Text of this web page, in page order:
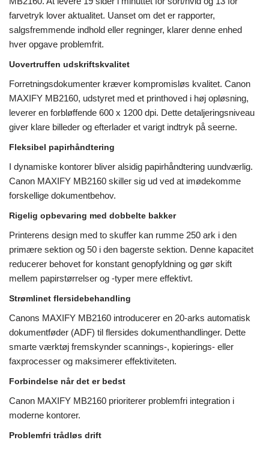
farvetryk lover aktualitet. Uanset om det er rapporter,
salgsfremmende indhold eller regninger, klarer denne enhed
hver opgave problemfrit.
Uovertruffen udskriftskvalitet
Forretningsdokumenter kræver kompromisløs kvalitet. Canon
MAXIFY MB2160, udstyret med et printhoved i høj opløsning,
leverer en forbløffende 600 x 1200 dpi. Dette detaljeringsniveau
giver klare billeder og efterlader et varigt indtryk på seerne.
Fleksibel papirhåndtering
I dynamiske kontorer bliver alsidig papirhåndtering uundværlig.
Canon MAXIFY MB2160 skiller sig ud ved at imødekomme
forskellige dokumentbehov.
Rigelig opbevaring med dobbelte bakker
Printerens design med to skuffer kan rumme 250 ark i den
primære sektion og 50 i den bagerste sektion. Denne kapacitet
reducerer behovet for konstant genopfyldning og gør skift
mellem papirstørrelser og -typer mere effektivt.
Strømlinet flersidebehandling
Canons MAXIFY MB2160 introducerer en 20-arks automatisk
dokumentføder (ADF) til flersides dokumenthandlinger. Dette
smarte værktøj fremskynder scannings-, kopierings- eller
faxprocesser og maksimerer effektiviteten.
Forbindelse når det er bedst
Canon MAXIFY MB2160 prioriterer problemfri integration i
moderne kontorer.
Problemfri trådløs drift